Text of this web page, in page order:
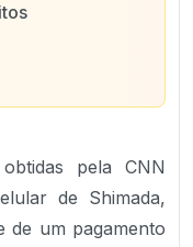
pela CNN
de Shimada,
de um pagamento